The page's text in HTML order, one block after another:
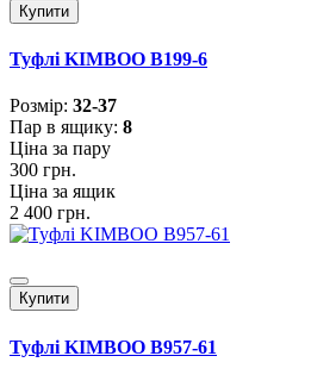
Купити
Туфлі KIMBOO B199-6
Розмiр: 32-37
Пар в ящику: 8
Ціна за пару
300 грн.
Ціна за ящик
2 400 грн.
Купити
Туфлі KIMBOO B957-61